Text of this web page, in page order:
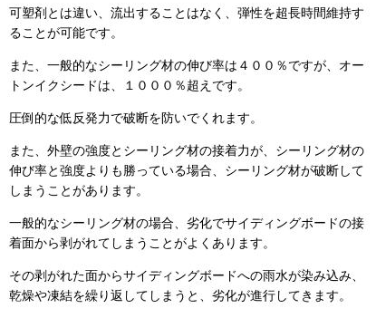
可塑剤とは違い、流出することはなく、弾性を超長時間維持す
ることが可能です。
また、一般的なシーリング材の伸び率は４００％ですが、オー
トンイクシードは、１０００％超えです。
圧倒的な低反発力で破断を防いでくれます。
また、外壁の強度とシーリング材の接着力が、シーリング材の
伸び率と強度よりも勝っている場合、シーリング材が破断して
しまうことがあります。
一般的なシーリング材の場合、劣化でサイディングボードの接
着面から剥がれてしまうことがよくあります。
その剥がれた面からサイディングボードへの雨水が染み込み、
乾燥や凍結を繰り返してしまうと、劣化が進行してきます。